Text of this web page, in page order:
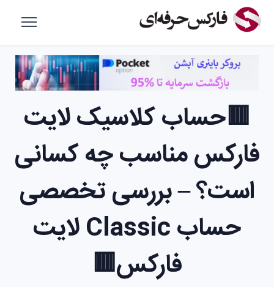
🟥حساب کلاسیک لایت
فارکس مناسب چه کسانی
است؟ – بررسی تخصصی
حساب Classic لایت
فارکس🟥